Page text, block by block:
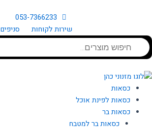
053-7366233
שירות לקוחות
סניפים
Products
search
כסאות
כסאות לפינת אוכל
כסאות בר
כסאות בר למטבח